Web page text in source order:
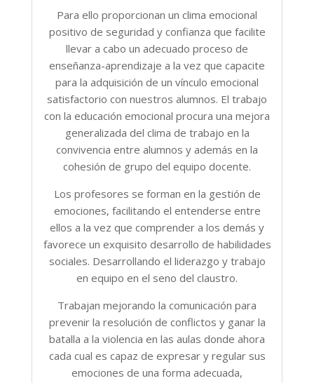
Para ello proporcionan un clima emocional
positivo de seguridad y confianza que facilite
llevar a cabo un adecuado proceso de
enseñanza-aprendizaje a la vez que capacite
para la adquisición de un vínculo emocional
satisfactorio con nuestros alumnos. El trabajo
con la educación emocional procura una mejora
generalizada del clima de trabajo en la
convivencia entre alumnos y además en la
cohesión de grupo del equipo docente.
Los profesores se forman en la gestión de
emociones, facilitando el entenderse entre
ellos a la vez que comprender a los demás y
favorece un exquisito desarrollo de habilidades
sociales. Desarrollando el liderazgo y trabajo
en equipo en el seno del claustro.
Trabajan mejorando la comunicación para
prevenir la resolución de conflictos y ganar la
batalla a la violencia en las aulas donde ahora
cada cual es capaz de expresar y regular sus
emociones de una forma adecuada,